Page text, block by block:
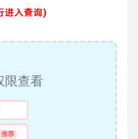
限查看
推荐